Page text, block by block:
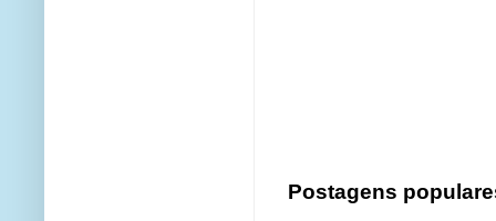
Postagens